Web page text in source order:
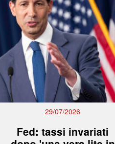
29/07/2026
Fed: tassi invariati